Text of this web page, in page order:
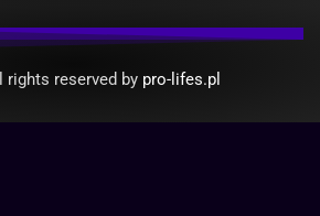
rights reserved by pro-lifes.pl